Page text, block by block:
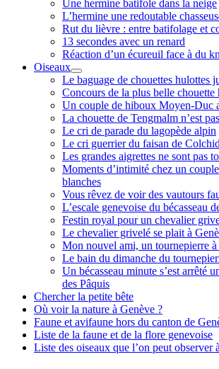
Une hermine batifole dans la neige
L’hermine une redoutable
Rut du lièvre : entre batifolage et
13 secondes avec un renard
Réaction d’un écureuil face à du
Oiseaux
ouvrir
menu
Le baguage de chouettes hulottes
Concours de la plus belle chouette
Un couple de hiboux Moyen-Duc
La chouette de Tengmalm n’est
Le cri de parade du lagopède alpin
Le cri guerrier du faisan de
Les grandes aigrettes ne sont pas
Moments d’intimité chez un
blanches
Vous rêvez de voir des vautours
L’escale genevoise du bécasseau
Festin royal pour un chevalier
Le chevalier grivelé se plait à
Mon nouvel ami, un tournepierre
Le bain du dimanche du
Un bécasseau minute s’est arrêté
des Pâquis
Chercher la petite bête
Où voir la nature à Genève ?
Faune et avifaune hors du canton de
Liste de la faune et de la flore genevoise
Liste des oiseaux que l’on peut observer